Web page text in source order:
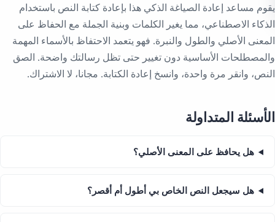
يقوم مساعد إعادة الصياغة الذكي هذا بإعادة كتابة النص باستخدام
الذكاء الاصطناعي، مما يغير الكلمات وبنية الجملة مع الحفاظ على
المعنى الأصلي والطول والنبرة. فهو يتعمد الاحتفاظ بالأسماء المهمة
والمصطلحات الأساسية دون تغيير حتى تظل رسالتك واضحة. الصق
النص، وانقر مرة واحدة، وانسخ إعادة الكتابة. مجانا، لا الاشتراك.
الأسئلة المتداولة
هل يحافظ على المعنى الأصلي؟
هل سيجعل النص الخاص بي أطول أم أقصر؟